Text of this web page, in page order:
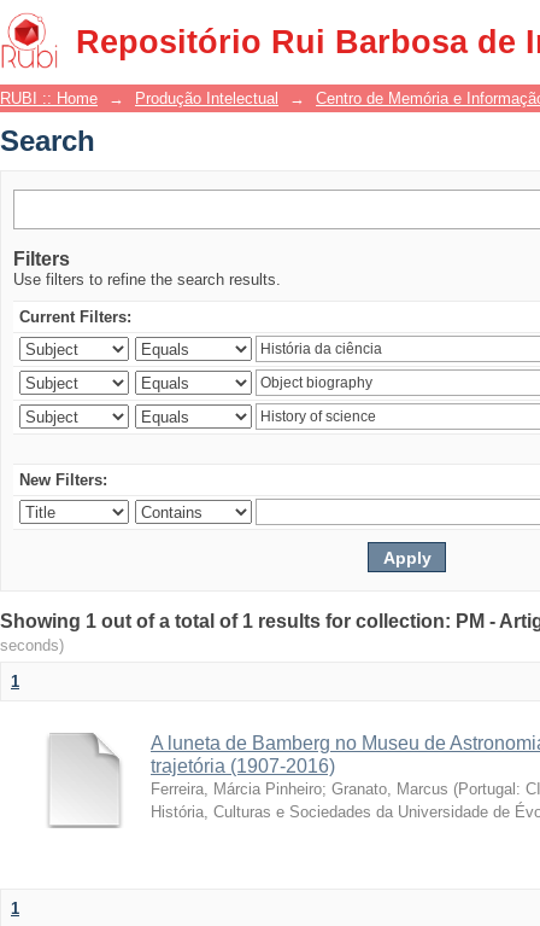
Repositório Rui Barbosa de
Search
RUBI :: Home → Produção Intelectual → Centro de Memória e
Search
Filters
Use filters to refine the search results.
Current Filters:
New Filters:
Showing 1 out of a total of 1 results for collection: PM -
seconds)
1
A luneta de Bamberg no Museu de
trajetória (1907-2016)
Ferreira, Márcia Pinheiro; Granato, Marcus (Portugal:
História, Culturas e Sociedades da Universidade de
1